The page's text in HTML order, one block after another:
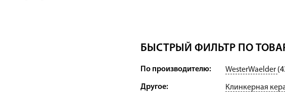
БЫСТРЫЙ ФИЛЬТР ПО
По производителю: WesterWaelder
Другое: Клинкерная